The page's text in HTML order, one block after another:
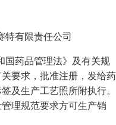
特有限责任公司
国药品管理法》及有关规
要求，批准注册，发给药
及生产工艺照所附执行。
理规范要求方可生产销